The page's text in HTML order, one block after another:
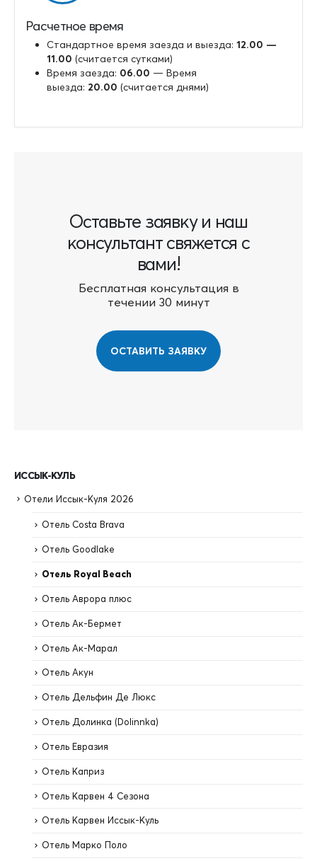
Расчетное время
Стандартное время заезда и выезда: 12.00 —
11.00 (считается сутками)
Время заезда: 06.00 — Время
выезда: 20.00 (считается днями)
Оставьте заявку и наш
консультант свяжется с
вами!
Бесплатная консультация в
течении 30 минут
ОСТАВИТЬ ЗАЯВКУ
ИССЫК-КУЛЬ
Отели Иссык-Куля 2026
Отель Costa Brava
Отель Goodlake
Отель Royal Beach
Отель Аврора плюс
Отель Ак-Бермет
Отель Ак-Марал
Отель Акун
Отель Дельфин Де Люкс
Отель Долинка (Dolinnka)
Отель Евразия
Отель Каприз
Отель Карвен 4 Сезона
Отель Карвен Иссык-Куль
Отель Марко Поло